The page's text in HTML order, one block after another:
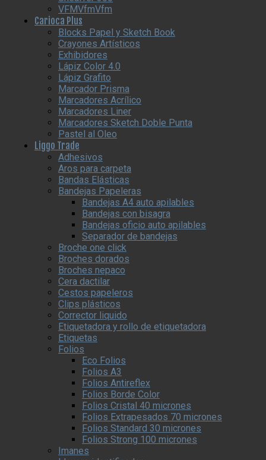
VFMVfmVfm
Carioca Plus
Blocks Papel y Sketch Book
Crayones Artísticos
Exhibidores
Lápiz Color 4.0
Lápiz Grafito
Marcador Prisma
Marcadores Acrílico
Marcadores Liner
Marcadores Sketch Doble Punta
Pastel al Oleo
Liggo Trade
Adhesivos
Aros para carpeta
Bandas Elásticas
Bandejas Papeleras
Bandejas A4 auto apilables
Bandejas con bisagra
Bandejas oficio auto apilables
Separador de bandejas
Broche one click
Broches dorados
Broches nepaco
Cera dactilar
Cestos papeleros
Clips plásticos
Corrector liquido
Etiquetadora y rollo de etiquetadora
Etiquetas
Folios
Eco Folios
Folios A3
Folios Antireflex
Folios Borde Color
Folios Cristal 40 micrones
Folios Extrapesados 70 micrones
Folios Standard 30 micrones
Folios Strong 100 micrones
Imanes